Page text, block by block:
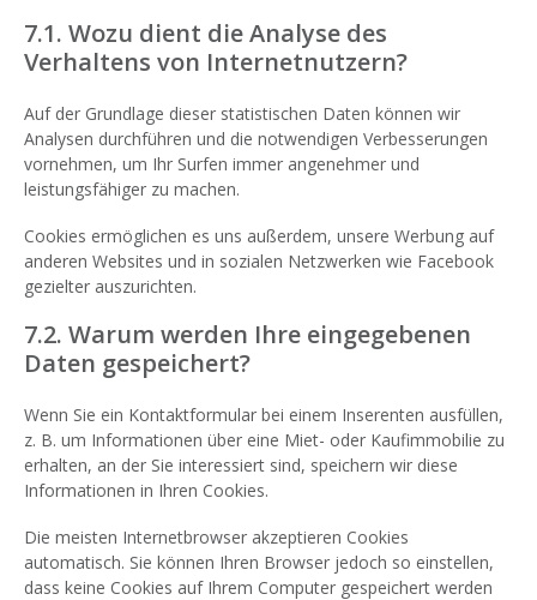
7.1. Wozu dient die Analyse des
Verhaltens von Internetnutzern?
Auf der Grundlage dieser statistischen Daten können wir
Analysen durchführen und die notwendigen Verbesserungen
vornehmen, um Ihr Surfen immer angenehmer und
leistungsfähiger zu machen.
Cookies ermöglichen es uns außerdem, unsere Werbung auf
anderen Websites und in sozialen Netzwerken wie Facebook
gezielter auszurichten.
7.2. Warum werden Ihre eingegebenen
Daten gespeichert?
Wenn Sie ein Kontaktformular bei einem Inserenten ausfüllen,
z. B. um Informationen über eine Miet- oder Kaufimmobilie zu
erhalten, an der Sie interessiert sind, speichern wir diese
Informationen in Ihren Cookies.
Die meisten Internetbrowser akzeptieren Cookies
automatisch. Sie können Ihren Browser jedoch so einstellen,
dass keine Cookies auf Ihrem Computer gespeichert werden